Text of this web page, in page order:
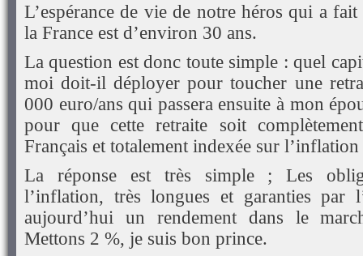
L’espérance de vie de notre héros qui a
la France est d’environ 30 ans.
La question est donc toute simple : quel
moi doit-il déployer pour toucher une
000 euro/ans qui passera ensuite à mon
pour que cette retraite soit
Français et totalement indexée sur l’inflation
La réponse est très simple ; Les
l’inflation, très longues et garanties par
aujourd’hui un rendement dans le
Mettons 2 %, je suis bon prince.